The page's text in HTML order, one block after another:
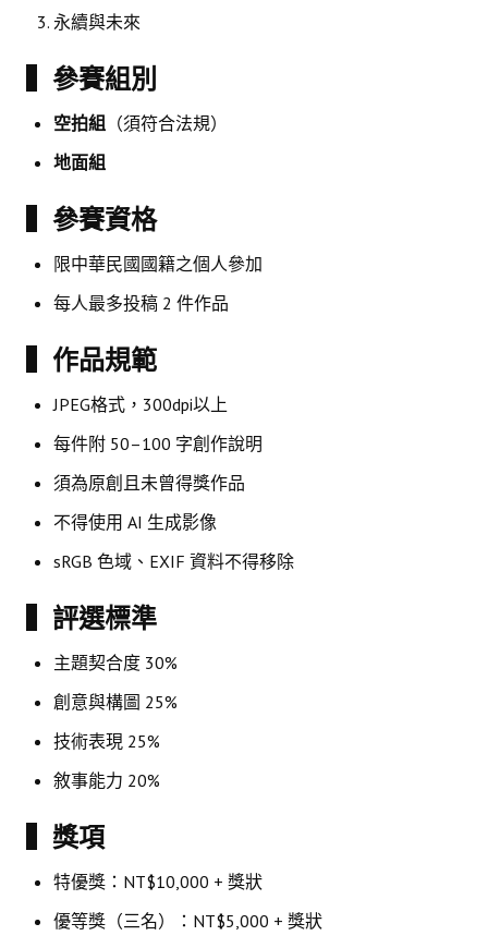
盧善棟獎學金評選辦法
鑛冶期刊徵稿
鑛冶論文獎初選作業細則
鑛冶論文獎複審作業細則
獎章委員會簡則
傑出服務貢獻獎設置辦法
場地租借管理辦法
學會章程
追憶盧善棟前理事長
學會獎項
盧善棟獎學金
盧善棟獎學金得獎人
歷年技術獎章得獎人
技術獎章得獎人介紹
歷年大專學生獎勵金得獎人
歷年論文獎得獎人
歷年傑出服務貢獻獎得獎人
歷年保安獎章得獎人
榮譽榜
永續與未來
▍參賽組別
空拍組 （須符合法規）
地面組
▍參賽資格
限中華民國國籍之個人參加
每人最多投稿 2 件作品
▍作品規範
JPEG格式，300dpi以上
每件附 50–100 字創作說明
須為原創且未曾得獎作品
不得使用 AI 生成影像
sRGB 色域、EXIF 資料不得移除
▍評選標準
主題契合度 30%
創意與構圖 25%
技術表現 25%
敘事能力 20%
▍獎項
特優獎：NT$10,000 + 獎狀
優等獎（三名）：NT$5,000 + 獎狀